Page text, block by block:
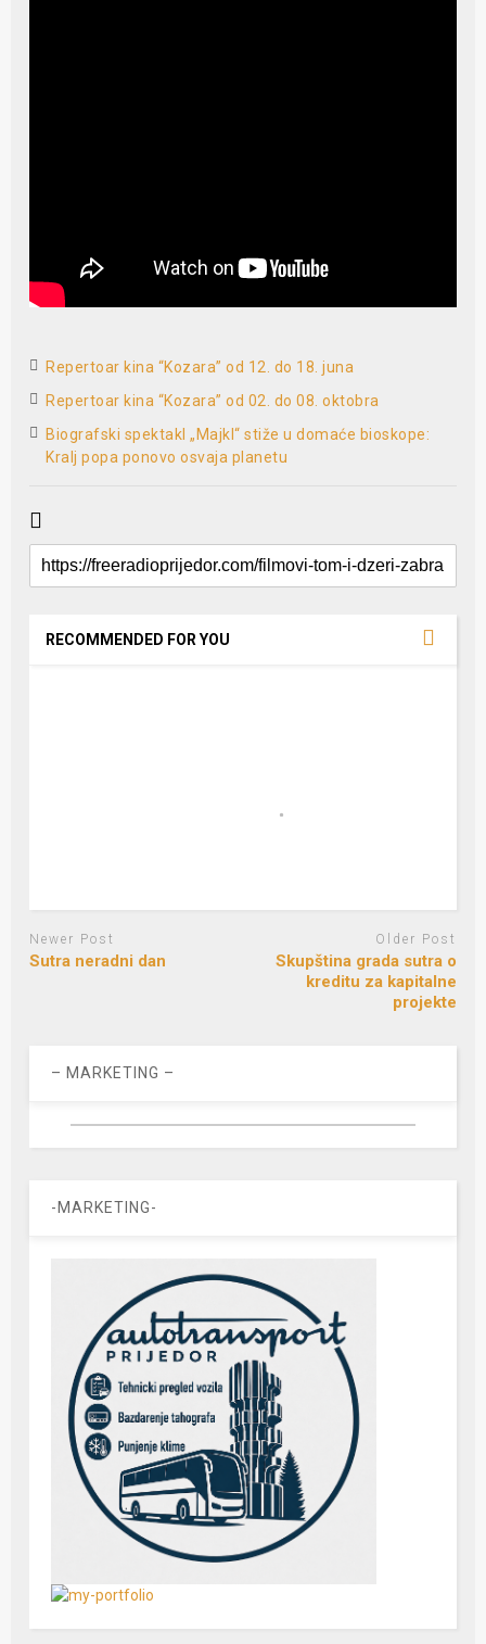
Repertoar kina “Kozara” od 12. do 18. juna
Repertoar kina “Kozara” od 02. do 08. oktobra
Biografski spektakl „Majkl“ stiže u domaće bioskope:
Kralj popa ponovo osvaja planetu
RECOMMENDED FOR YOU
Newer Post
Sutra neradni dan
Older Post
Skupština grada sutra o
kreditu za kapitalne
projekte
– MARKETING –
-MARKETING-